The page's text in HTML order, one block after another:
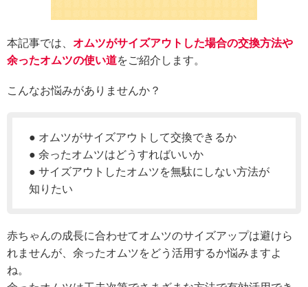
本記事では、 オムツがサイズアウトした場合の交換方法や
余ったオムツの使い道をご紹介します。
こんなお悩みがありませんか？
● オムツがサイズアウトして交換できるか
● 余ったオムツはどうすればいいか
● サイズアウトしたオムツを無駄にしない方法が
知りたい
赤ちゃんの成長に合わせてオムツのサイズアップは避けら
れませんが、余ったオムツをどう活用するか悩みますよ
ね。